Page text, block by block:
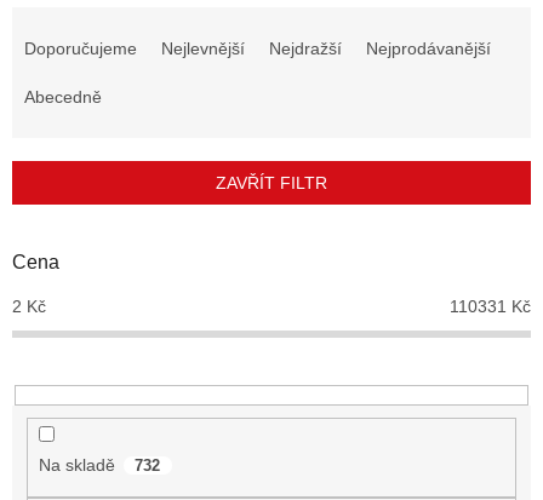
r
d
k
t
Doporučujeme Nejlevnější Nejdražší Nejprodávanější
Abecedně
ZAVŘÍT FILTR
Cena
2 Kč 110331 Kč
Na skladě 732